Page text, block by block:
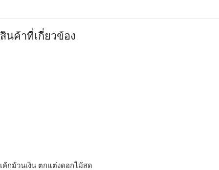
สินค้าที่เกี่ยวข้อง
เค้กม้วนเงิน ตกแต่งดอกไม้สด